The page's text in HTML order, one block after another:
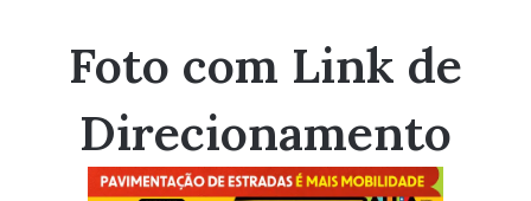
Foto com Link de
Direcionamento